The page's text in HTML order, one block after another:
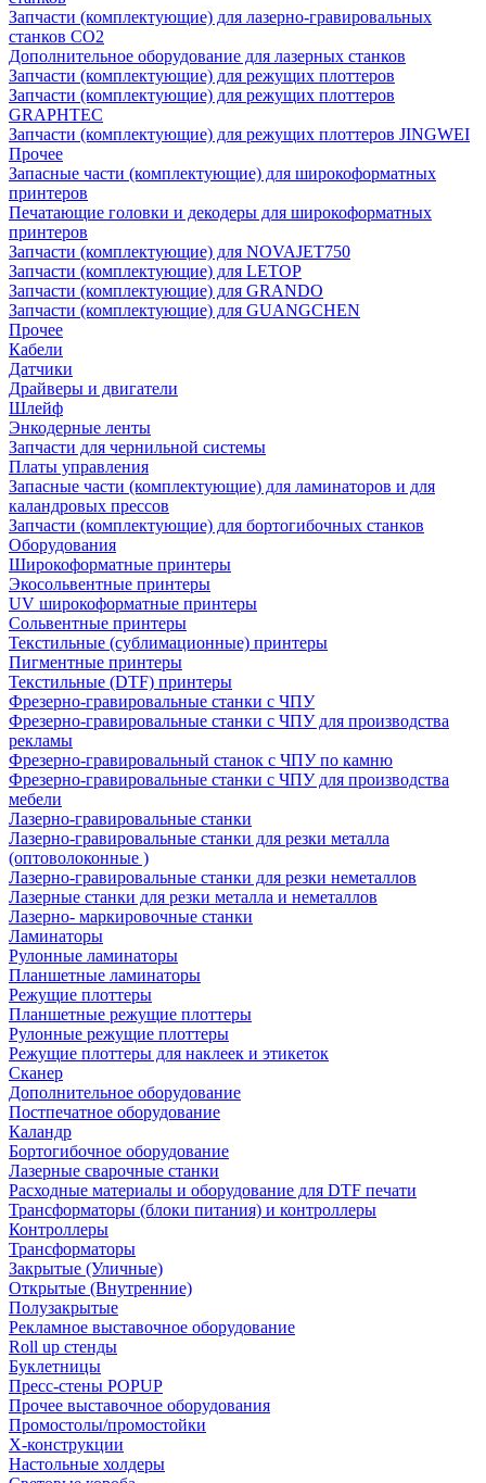
Запчасти (комплектующие) для лазерно-гравировальных
станков CO2
Дополнительное оборудование для лазерных станков
Запчасти (комплектующие) для режущих плоттеров
Запчасти (комплектующие) для режущих плоттеров
GRAPHTEC
Запчасти (комплектующие) для режущих плоттеров JINGWEI
Прочее
Запасные части (комплектующие) для широкоформатных
принтеров
Печатающие головки и декодеры для широкоформатных
принтеров
Запчасти (комплектующие) для NOVAJET750
Запчасти (комплектующие) для LETOP
Запчасти (комплектующие) для GRANDO
Запчасти (комплектующие) для GUANGCHEN
Прочее
Кабели
Датчики
Драйверы и двигатели
Шлейф
Энкодерные ленты
Запчасти для чернильной системы
Платы управления
Запасные части (комплектующие) для ламинаторов и для
каландровых прессов
Запчасти (комплектующие) для бортогибочных станков
Оборудования
Широкоформатные принтеры
Экосольвентные принтеры
UV широкоформатные принтеры
Сольвентные принтеры
Текстильные (сублимационные) принтеры
Пигментные принтеры
Текстильные (DTF) принтеры
Фрезерно-гравировальные станки с ЧПУ
Фрезерно-гравировальные станки с ЧПУ для производства
рекламы
Фрезерно-гравировальный станок с ЧПУ по камню
Фрезерно-гравировальные станки с ЧПУ для производства
мебели
Лазерно-гравировальные станки
Лазерно-гравировальные станки для резки металла
(оптоволоконные )
Лазерно-гравировальные станки для резки неметаллов
Лазерные станки для резки металла и неметаллов
Лазерно- маркировочные станки
Ламинаторы
Рулонные ламинаторы
Планшетные ламинаторы
Режущие плоттеры
Планшетные режущие плоттеры
Рулонные режущие плоттеры
Режущие плоттеры для наклеек и этикеток
Сканер
Дополнительное оборудование
Постпечатное оборудование
Каландр
Бортогибочное оборудование
Лазерные сварочные станки
Расходные материалы и оборудование для DTF печати
Трансформаторы (блоки питания) и контроллеры
Контроллеры
Трансформаторы
Закрытые (Уличные)
Открытые (Внутренние)
Полузакрытые
Рекламное выставочное оборудование
Roll up стенды
Буклетницы
Пресс-стены POPUP
Прочее выставочное оборудования
Промостолы/промостойки
Х-конструкции
Настольные холдеры